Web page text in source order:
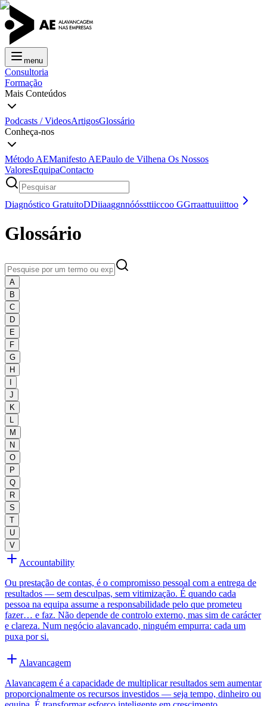
menu
Consultoria
Formação
Mais Conteúdos
Podcasts / VideosArtigosGlossário
Conheça-nos
Método AEManifesto AEPaulo de Vilhena Os Nossos
ValoresEquipaContacto
Diagnóstico GratuitoDDiiaaggnnóóssttiiccoo GGrraattuuiittoo
Glossário
A
B
C
D
E
F
G
H
J
K
M
N
O
P
Q
R
S
T
U
V
Accountability
Ou prestação de contas, é o compromisso pessoal com a entrega de
resultados — sem desculpas, sem vitimização. É quando cada
pessoa na equipa assume a responsabilidade pelo que prometeu
fazer… e faz. Não depende de controlo externo, mas sim de carácter
e clareza. Num negócio alavancado, ninguém empurra: cada um
puxa por si.
Alavancagem
Alavancagem é a capacidade de multiplicar resultados sem aumentar
proporcionalmente os recursos investidos — seja tempo, dinheiro ou